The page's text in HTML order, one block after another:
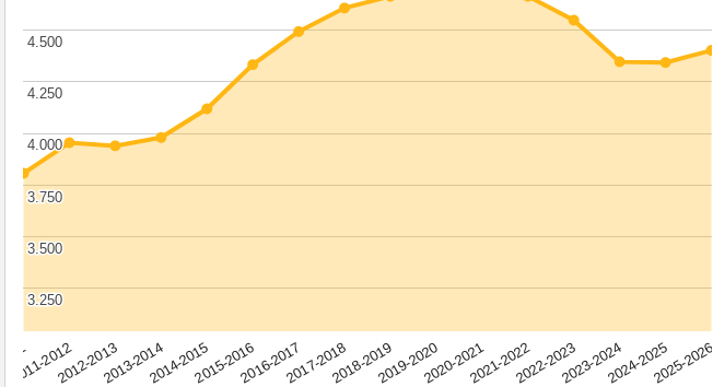
2011-20122012-20132013-20142014-20152015-20162016-20172017-20182018-20192019-20202020-20212021-20222022-20232023-20242024-20252025-2026
3.250
3.250
3.500
3.500
3.750
3.750
4.000
4.000
4.250
4.250
4.500
4.500